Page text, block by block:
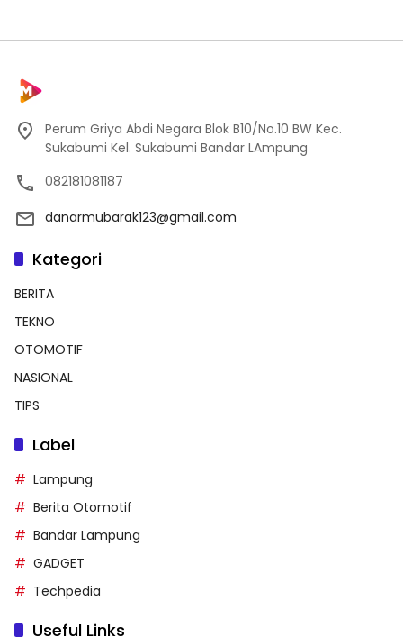
Perum Griya Abdi Negara Blok B10/No.10 BW Kec.
Sukabumi Kel. Sukabumi Bandar LAmpung
082181081187
danarmubarak123@gmail.com
Kategori
BERITA
TEKNO
OTOMOTIF
NASIONAL
TIPS
Label
Lampung
Berita Otomotif
Bandar Lampung
GADGET
Techpedia
Useful Links